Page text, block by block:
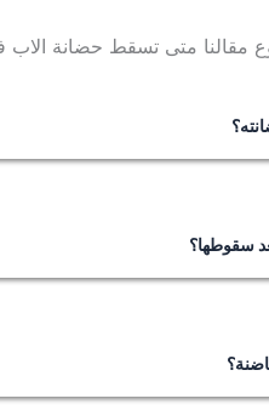
متى تسقط حضانة الاب
سقوطها؟